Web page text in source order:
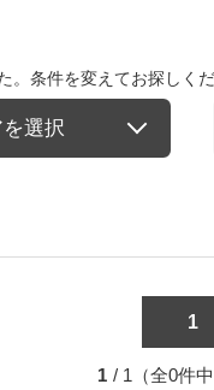
。条件を変えてお探しくだ
選択
1
1 / 1（全0件中